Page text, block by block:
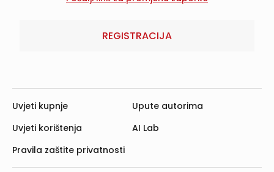
REGISTRACIJA
Uvjeti kupnje
Uvjeti korištenja
Pravila zaštite privatnosti
Upute autorima
AI Lab